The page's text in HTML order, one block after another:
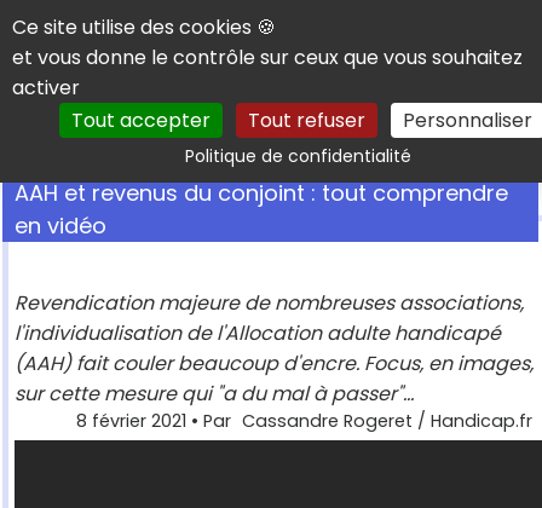
Panneau de gestion des cookies
Ce site utilise des cookies 🍪
et vous donne le contrôle sur ceux que vous souhaitez
activer
Tout accepter
Tout refuser Personnaliser
Politique de confidentialitéRechercher
AAH et revenus du conjoint : tout comprendre
en vidéo
Revendication majeure de nombreuses associations,
l'individualisation de l'Allocation adulte handicapé
(AAH) fait couler beaucoup d'encre. Focus, en images,
sur cette mesure qui "a du mal à passer"...
8 février 2021 • Par Cassandre Rogeret / Handicap.fr